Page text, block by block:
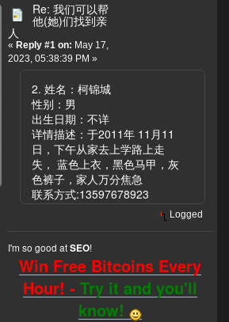
Re: 我们可以帮
他(她)们找到亲
人
« Reply #1 on: May 17,
2023, 05:38:39 PM »
2. 姓名：柯锦城
性别：男
出生日期：不详
详情描述：于2011年 11月11
日，下午从家去上学路上走
失， 蓝色上衣，黑色马甲，灰
色裤子，家人万分焦急
联系方式:13597678923
Logged
I'm so good atSEO!
Win Free Bitcoins Every
Hour! -Try it and you'll
know!